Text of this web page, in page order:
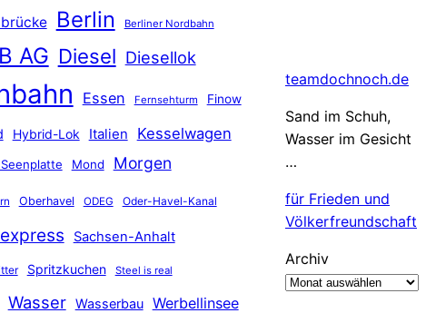
Berlin Berliner Nordbahn
AG Diesel Diesellok
Essen Fernsehturm Finow
Hybrid-Lok Italien Kesselwagen
Mond Morgen
Oberhavel ODEG Oder-Havel-Kanal
Sachsen-Anhalt
Spritzkuchen Steel is real
Wasser Wasserbau Werbellinsee
teamdochnoch.de
Sand im Schuh,
Wasser im Gesicht
…
für Frieden und
Völkerfreundschaft
Archiv